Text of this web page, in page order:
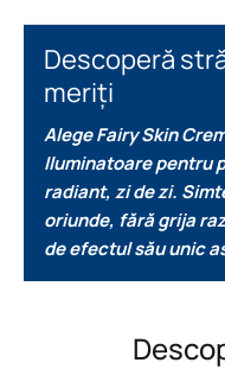
Descoperă
meriți
Alege Fairy Skin
Iluminatoare pentru
radiant, zi de zi.
oriunde, fără grija
de efectul său unic